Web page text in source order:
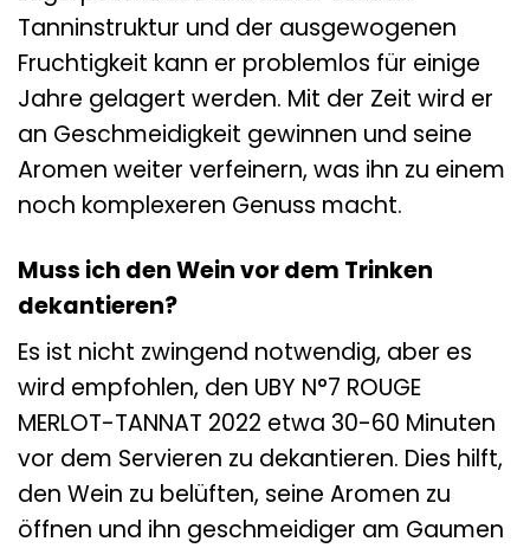
Tanninstruktur und der ausgewogenen
Fruchtigkeit kann er problemlos für einige
Jahre gelagert werden. Mit der Zeit wird er
an Geschmeidigkeit gewinnen und seine
Aromen weiter verfeinern, was ihn zu einem
noch komplexeren Genuss macht.
Muss ich den Wein vor dem Trinken
dekantieren?
Es ist nicht zwingend notwendig, aber es
wird empfohlen, den UBY N°7 ROUGE
MERLOT-TANNAT 2022 etwa 30-60 Minuten
vor dem Servieren zu dekantieren. Dies hilft,
den Wein zu belüften, seine Aromen zu
öffnen und ihn geschmeidiger am Gaumen